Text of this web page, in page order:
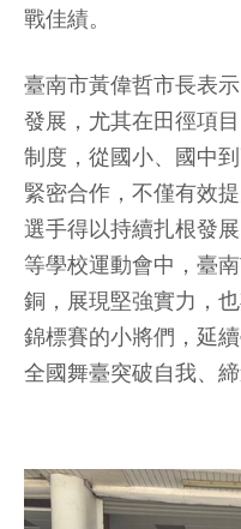
戰佳績。
臺南市黃偉哲市長表
發展，尤其在田徑項
制度，從國小、國中
緊密合作，不僅有效
選手得以持續扎根發
等學校運動會中，臺
銅，展現堅強實力，
錦標賽的小將們，延
全國舞臺突破自我、締